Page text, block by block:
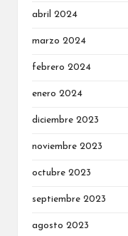
abril 2024
marzo 2024
febrero 2024
enero 2024
diciembre 2023
noviembre 2023
octubre 2023
septiembre 2023
agosto 2023